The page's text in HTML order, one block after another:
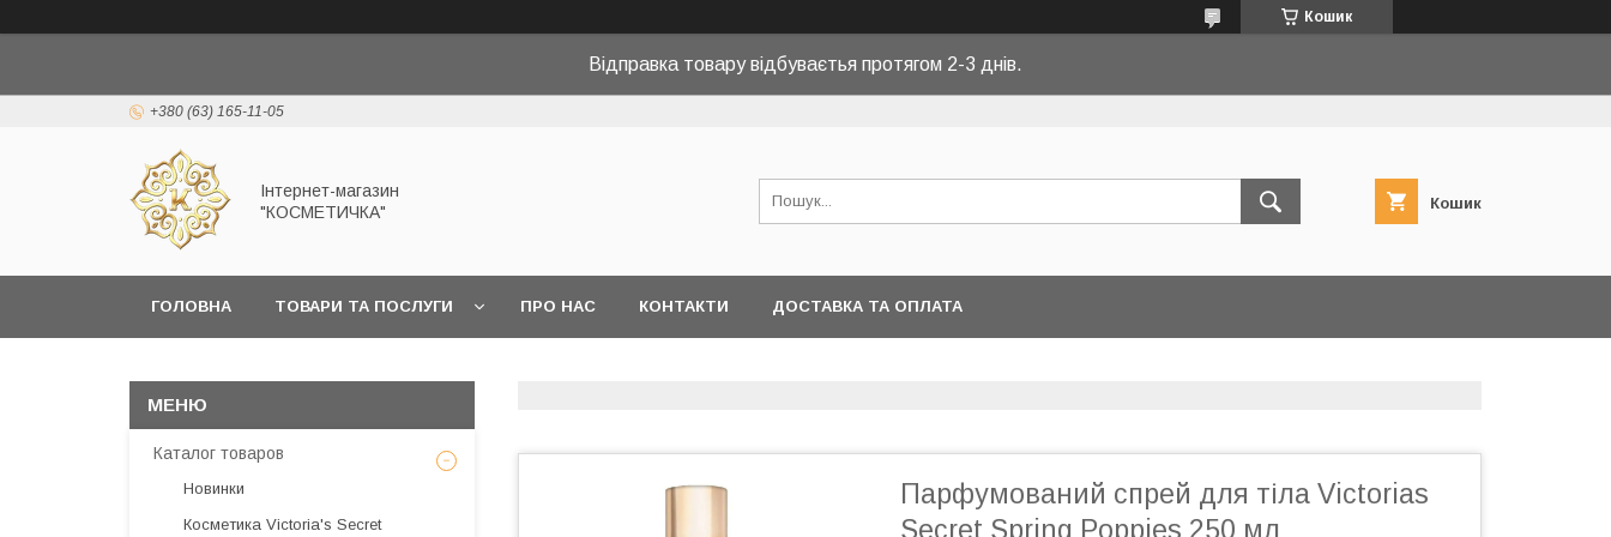
Кошик
Відправка товару відбуваєтья протягом 2-3 днів.
+380 (63) 165-11-05
Інтернет-магазин
"КОСМЕТИЧКА"
Кошик
ГОЛОВНА ТОВАРИ ТА ПОСЛУГИ ПРО НАС КОНТАКТИ ДОСТАВКА ТА ОПЛАТА
Парфумований спрей для тіла Victorias
Secret Spring Poppies 250 мл
Каталог товаров
Новинки
Косметика Victoria's Secret